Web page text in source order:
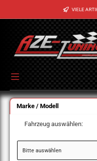
Zum Hauptinhalt springen VIELE
Marke / Modell
Fahrzeug auswählen: